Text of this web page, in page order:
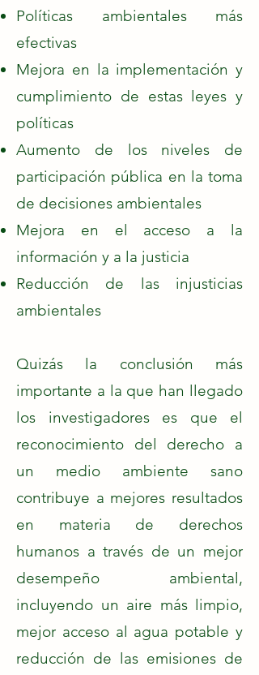
Políticas ambientales más
efectivas
Mejora en la implementación y
cumplimiento de estas leyes y
políticas
Aumento de los niveles de
participación pública en la toma
de decisiones ambientales
Mejora en el acceso a la
información y a la justicia
Reducción de las injusticias
ambientales
Quizás la conclusión más
importante a la que han llegado
los investigadores es que el
reconocimiento del derecho a
un medio ambiente sano
contribuye a mejores resultados
en materia de derechos
humanos a través de un mejor
desempeño ambiental,
incluyendo un aire más limpio,
mejor acceso al agua potable y
reducción de las emisiones de